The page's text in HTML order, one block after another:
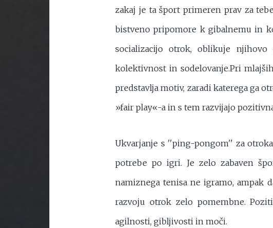
zakaj je ta šport primeren prav za
bistveno pripomore k gibalnemu in
socializacijo otrok, oblikuje
kolektivnost in sodelovanje.Pri
predstavlja motiv, zaradi katerega ga
»fair play«-a in s tem razvijajo
Ukvarjanje s ''ping-pongom'' za
potrebe po igri. Je zelo zabaven
namiznega tenisa ne igramo, ampak
razvoju otrok zelo pomembne.
agilnosti, gibljivosti in moči.